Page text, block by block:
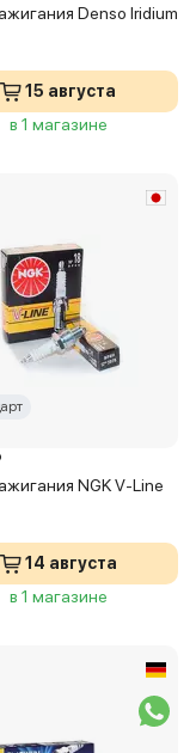
Denso Iridium
15 августа
в 1 магазине
NGK V-Line
14 августа
в 1 магазине